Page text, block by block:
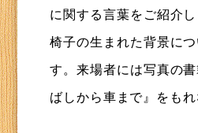
に関する言葉をご紹介
椅子の生まれた背景に
す。来場者には写真の
ばしから車まで』をもれ